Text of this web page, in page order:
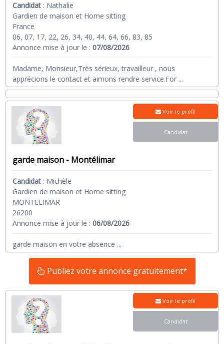
Candidat : Nathalie
Gardien de maison et Home sitting
France
06, 07, 17, 22, 26, 34, 40, 44, 64, 66, 83, 85
Annonce mise à jour le :07/08/2026
Madame, Monsieur,Très sérieux, travailleur , nous
apprécions le contact et aimons rendre service.For ...
garde maison - Montélimar
Candidat : Michèle
Gardien de maison et Home sitting
MONTELIMAR
26200
Annonce mise à jour le :06/08/2026
garde maison en votre absence ...
Voir le profil
Candidat
Publiez votre annonce gratuitement*
Voir le profil
Candidat